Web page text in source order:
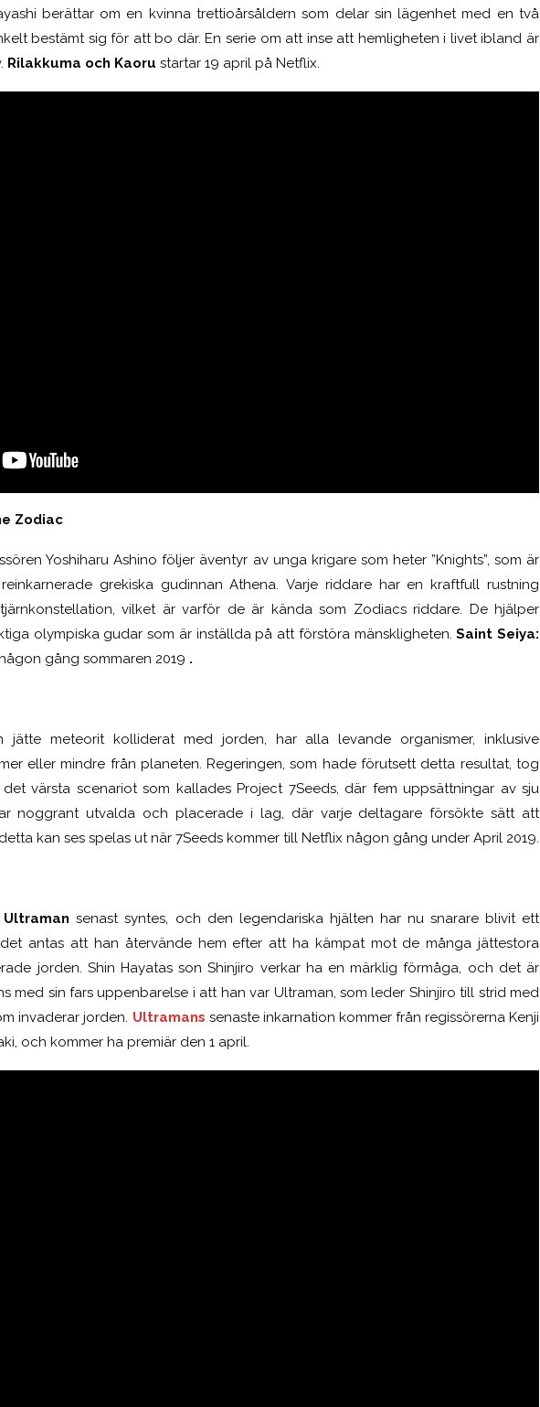
berättar om en kvinna trettioårsåldern som delar sin lägenhet med en två
bestämt sig för att bo där. En serie om att inse att hemligheten i livet ibland är
Rilakkuma och Kaoru startar 19 april på Netflix.
Zodiac
Yoshiharu Ashino följer äventyr av unga krigare som heter ”Knights”, som är
grekiska gudinnan Athena. Varje riddare har en kraftfull rustning
vilket är varför de är kända som Zodiacs riddare. De hjälper
olympiska gudar som är inställda på att förstöra mänskligheten.Saint Seiya:
gång sommaren 2019 .
meteorit kolliderat med jorden, har alla levande organismer, inklusive
eller mindre från planeten. Regeringen, som hade förutsett detta resultat, tog
värsta scenariot som kallades Project 7Seeds, där fem uppsättningar av sju
noggrant utvalda och placerade i lag, där varje deltagare försökte sätt att
kan ses spelas ut när 7Seeds kommer till Netflix någon gång under April 2019.
Ultraman senast syntes, och den legendariska hjälten har nu snarare blivit ett
antas att han återvände hem efter att ha kämpat mot de många jättestora
jorden. Shin Hayatas son Shinjiro verkar ha en märklig förmåga, och det är
med sin fars uppenbarelse i att han var Ultraman, som leder Shinjiro till strid med
invaderar jorden. Ultramans senaste inkarnation kommer från regissörerna Kenji
och kommer ha premiär den 1 april.